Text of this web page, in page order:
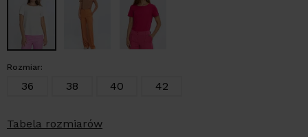
Rozmiar:
36 38 40 42
Tabela rozmiarów